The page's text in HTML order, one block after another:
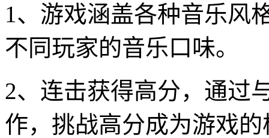
1、游戏涵盖各种音乐风
不同玩家的音乐口味。
2、连击获得高分，通过
作，挑战高分成为游戏